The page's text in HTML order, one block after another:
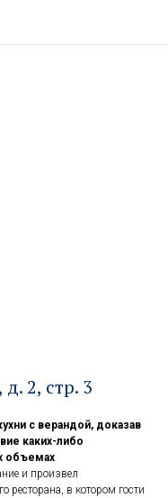
2, стр. 3
с верандой, доказав
каких-либо
объемах
и произвел
ресторана, в котором гости